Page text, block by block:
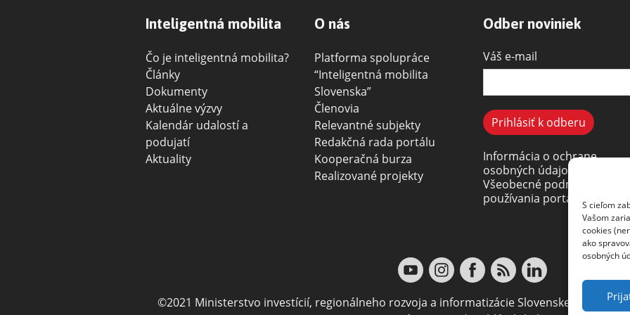
S cieľom
Vašom
cookies
ako
osobných
Inteligentná mobilita
Čo je inteligentná mobilita?
Články
Dokumenty
Aktuálne výzvy
Kalendár udalostí a
podujatí
Aktuality
O nás
Platforma spolupráce
“Inteligentná mobilita
Slovenska”
Členovia
Relevantné subjekty
Redakčná rada portálu
Kooperačná burza
Realizované projekty
Odber noviniek
Váš e-mail
Informácia o ochrane
osobných údajov
Všeobecné podmienky
používania portálu
©2021 Ministerstvo investícií, regionálneho rozvoja a informatizácie Slovenskej